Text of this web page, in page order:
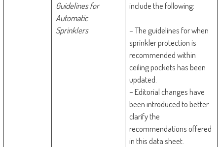
Guidelines for
Automatic
Sprinklers
include the following:
– The guidelines for when
sprinkler protection is
recommended within
ceiling pockets has been
updated.
– Editorial changes have
been introduced to better
clarify the
recommendations offered
in this data sheet.